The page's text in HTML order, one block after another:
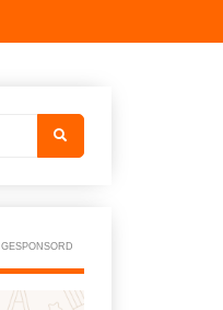
GESPONSORD